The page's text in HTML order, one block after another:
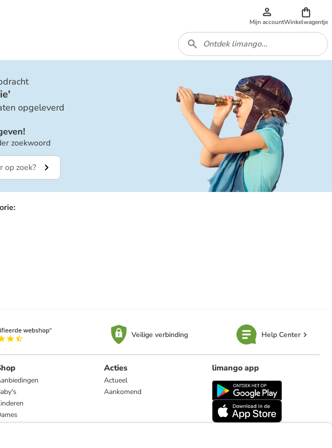
Mijn accountWinkelwagentje
'
opgeleverd
zoekwoord
:
Veilige verbinding Help Center
Acties
Actueel
Aankomend
limango app